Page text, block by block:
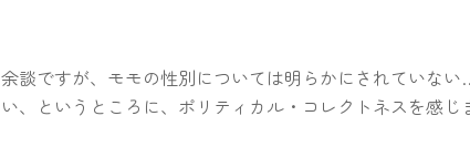
余談ですが、モモの性別については明らかにされていな
い、というところに、ポリティカル・コレクトネスを感じ